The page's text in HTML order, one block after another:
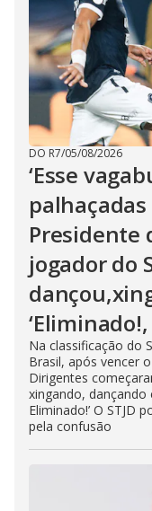
DO R7/05/08/2026
‘Esse
palhaçadas
Presidente
jogador do
Na classificação do
Brasil, após vencer
Dirigentes
xingando, dançando
Eliminado!’ O STJD
pela confusão